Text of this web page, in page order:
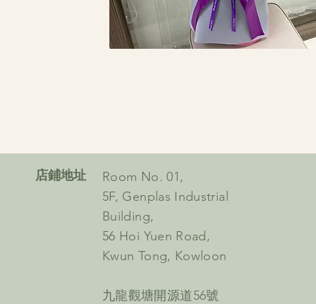
​店鋪地址
Room No. 01,
5F, Genplas Industrial
Building,
56 Hoi Yuen Road,
Kwun Tong, Kowloon
九龍觀塘開源道56號